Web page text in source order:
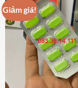
nhiều
biến
thể.
Các
tùy
chọn
có
thể
Giảm giá!